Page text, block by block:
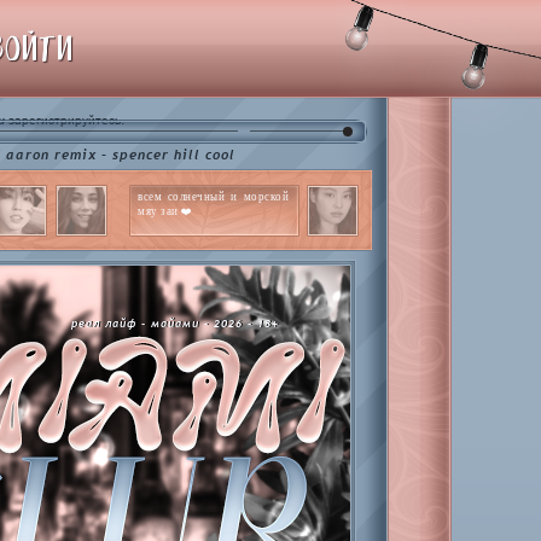
- spencer hill cool
реал лайф - майами - 2026 - 18+
всем солнечный и морской
мяу заи ❤️
зарегистрируйтесь.